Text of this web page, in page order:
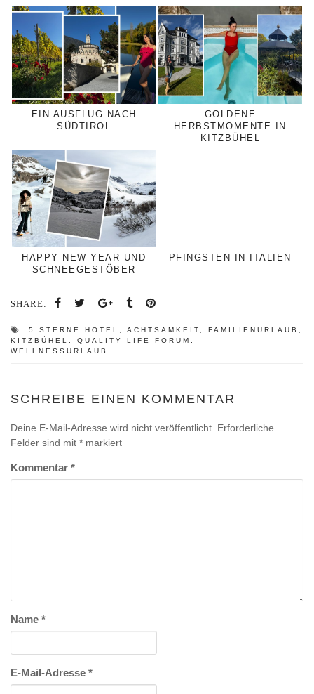
EIN AUSFLUG NACH
SÜDTIROL
GOLDENE
HERBSTMOMENTE IN
KITZBÜHEL
HAPPY NEW YEAR UND
SCHNEEGESTÖBER
PFINGSTEN IN ITALIEN
SHARE:
5 STERNE HOTEL ACHTSAMKEIT FAMILIENURLAUB
KITZBÜHEL
QUALITY LIFE FORUM
WELLNESSURLAUB
SCHREIBE EINEN KOMMENTAR
Deine E-Mail-Adresse wird nicht veröffentlicht. Erforderliche
Felder sind mit * markiert
Kommentar *
Name *
E-Mail-Adresse *